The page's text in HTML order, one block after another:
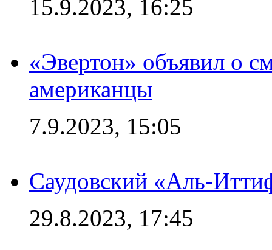
15.9.2023, 16:25
«Эвертон» объявил о
американцы
7.9.2023, 15:05
Саудовский «Аль-
29.8.2023, 17:45